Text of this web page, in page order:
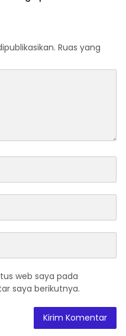
Ruas yang
web saya pada
saya berikutnya.